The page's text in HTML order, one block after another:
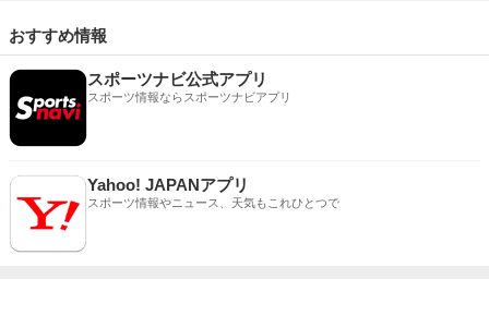
おすすめ情報
スポーツナビ公式アプリ
スポーツ情報ならスポーツナビアプリ
Yahoo! JAPANアプリ
スポーツ情報やニュース、天気もこれひとつで